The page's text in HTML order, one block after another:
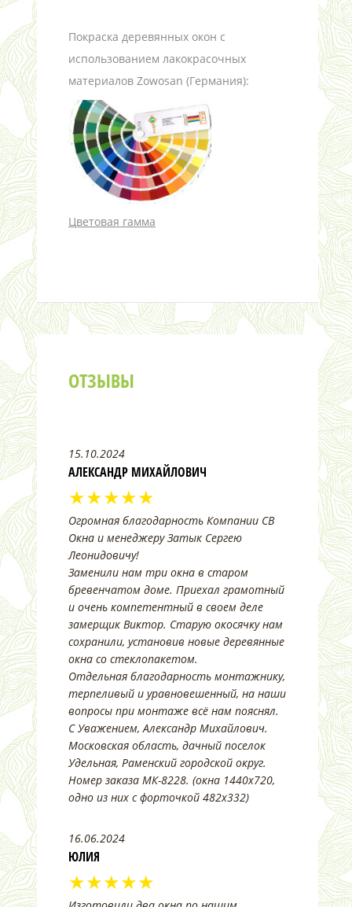
Покраска деревянных окон с
использованием лакокрасочных
материалов Zowosan (Германия):
Цветовая гамма
ОТЗЫВЫ
15.10.2024
АЛЕКСАНДР МИХАЙЛОВИЧ
★★★★★
Огромная благодарность Компании СВ
Окна и менеджеру Затык Сергею
Леонидовичу!
Заменили нам три окна в старом
бревенчатом доме. Приехал грамотный
и очень компетентный в своем деле
замерщик Виктор. Старую окосячку нам
сохранили, установив новые деревянные
окна со стеклопакетом.
Отдельная благодарность монтажнику,
терпеливый и уравновешенный, на наши
вопросы при монтаже всё нам пояснял.
С Уважением, Александр Михайлович.
Московская область, дачный поселок
Удельная, Раменский городской округ.
Номер заказа МК-8228. (окна 1440х720,
одно из них с форточкой 482х332)
16.06.2024
ЮЛИЯ
★★★★★